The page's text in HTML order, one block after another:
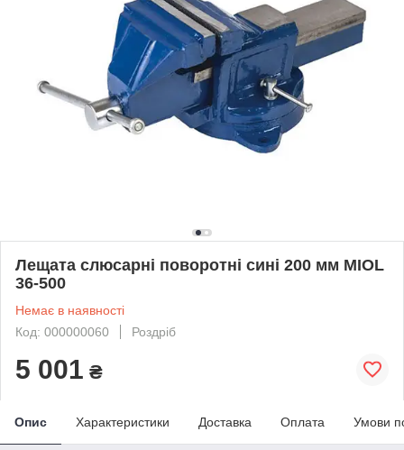
Лещата слюсарні поворотні сині 200 мм MIOL
36-500
Немає в наявності
Код: 000000060
Роздріб
5 001 ₴
Опис Характеристики Доставка Оплата Умови